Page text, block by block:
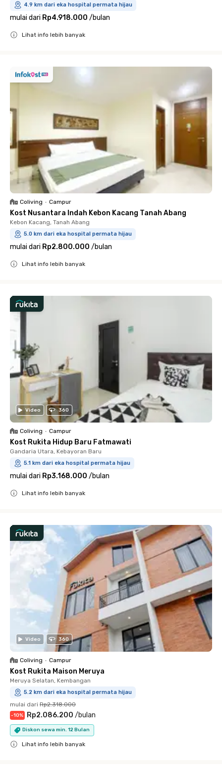
4.9 km dari eka hospital permata hijau
mulai dari Rp4.918.000 /bulan
Lihat info lebih banyak
Coliving • Campur
Kost Nusantara Indah Kebon Kacang Tanah Abang
Kebon Kacang, Tanah Abang
5.0 km dari eka hospital permata hijau
mulai dari Rp2.800.000 /bulan
Lihat info lebih banyak
Video 360
Coliving • Campur
Kost Rukita Hidup Baru Fatmawati
Gandaria Utara, Kebayoran Baru
5.1 km dari eka hospital permata hijau
mulai dari Rp3.168.000 /bulan
Lihat info lebih banyak
Video 360
Coliving • Campur
Kost Rukita Maison Meruya
Meruya Selatan, Kembangan
5.2 km dari eka hospital permata hijau
mulai dari Rp2.318.000
-10% Rp2.086.200 /bulan
Diskon sewa min. 12 Bulan
Lihat info lebih banyak